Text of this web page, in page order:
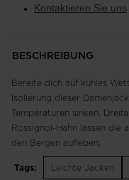
Kontaktieren Sie uns
BESCHREIBUNG
Bereite dich auf kühles
Isolierung dieser
Temperaturen sinken.
Rossignol-Hahn lassen
den Bergen aufleben.
Klassische Passform
Tags:
Leichte Jacken